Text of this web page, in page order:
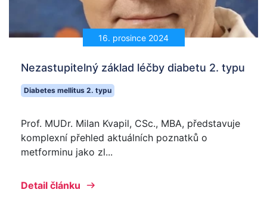
16. prosince 2024
Nezastupitelný základ léčby diabetu 2. typu
Diabetes mellitus 2. typu
Prof. MUDr. Milan Kvapil, CSc., MBA, představuje
komplexní přehled aktuálních poznatků o
metforminu jako zl...
Detail článku